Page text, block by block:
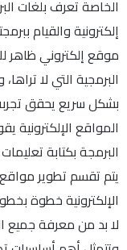
الخاصة تعرف بلغات
إلكترونية والقيام
موقع إلكتروني ظاهر
البرمجية التي لا
بشكل سريع يحقق
المواقع
البرمجة بكتابة
يتم تقسم تطوير
الإلكترونية خطوة
لا بد من معرفة جميع